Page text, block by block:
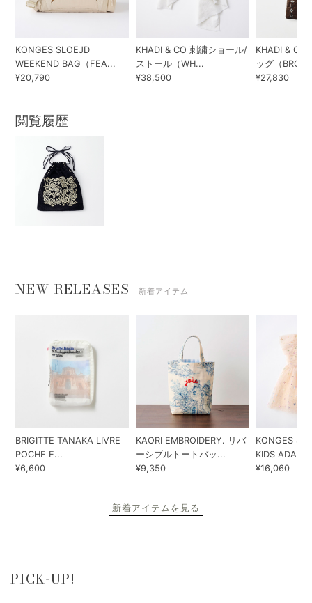
KONGES SLOEJD
WEEKEND BAG（FEA...
¥20,790
KHADI & CO 刺繍ショール/
ストール（WH...
¥38,500
KHADI & CO
ッグ（
¥27,830
閲覧履歴
NEW RELEASES 新着アイテム
BRIGITTE TANAKA LIVRE
POCHE E...
¥6,600
KAORI EMBROIDERY. リバ
ーシブルトートバッ...
¥9,350
KONGES
KIDS ADA...
¥16,060
新着アイテムを見る
PICK-UP!